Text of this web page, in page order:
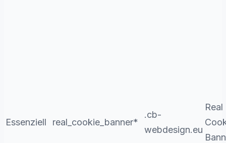
Essenziell real_cookie_banner*
.cb-
webdesign.eu
Real